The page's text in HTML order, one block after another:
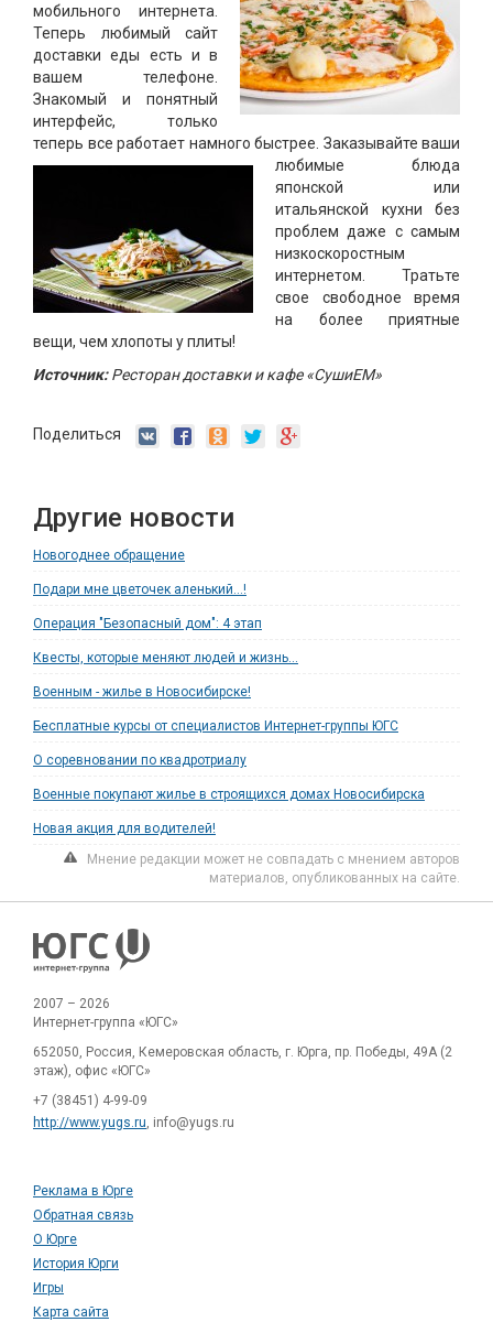
мобильного интернета.
Теперь любимый сайт
доставки еды есть и в
вашем телефоне.
Знакомый и понятный
интерфейс, только
теперь все работает намного быстрее. Заказывайте ваши
любимые блюда
японской или
итальянской кухни без
проблем даже с самым
низкоскоростным
интернетом. Тратьте
свое свободное время
на более приятные
вещи, чем хлопоты у плиты!
Источник:Ресторан доставки и кафе «СушиЕМ»
Поделиться
Другие новости
Новогоднее обращение
Подари мне цветочек аленький...!
Операция "Безопасный дом": 4 этап
Квесты, которые меняют людей и жизнь...
Военным - жилье в Новосибирске!
Бесплатные курсы от специалистов Интернет-группы ЮГС
О соревновании по квадротриалу
Военные покупают жилье в строящихся домах Новосибирска
Новая акция для водителей!
Мнение редакции может не совпадать с мнением авторов
материалов, опубликованных на сайте.
2007 – 2026
Интернет-группа «ЮГС»
652050, Россия, Кемеровская область, г. Юрга, пр. Победы, 49А (2
этаж), офис «ЮГС»
+7 (38451) 4-99-09
http://www.yugs.ru , info@yugs.ru
Реклама в Юрге
Обратная связь
О Юрге
История Юрги
Игры
Карта сайта